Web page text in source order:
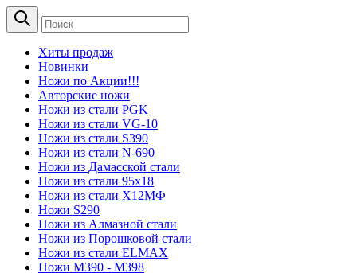
Хиты продаж
Новинки
Ножи по Акции!!!
Авторские ножи
Ножи из стали PGK
Ножи из стали VG-10
Ножи из стали S390
Ножи из стали N-690
Ножи из Дамасской стали
Ножи из стали 95х18
Ножи из стали Х12МФ
Ножи S290
Ножи из Алмазной стали
Ножи из Порошковой стали
Ножи из стали ELMAX
Ножи М390 - М398